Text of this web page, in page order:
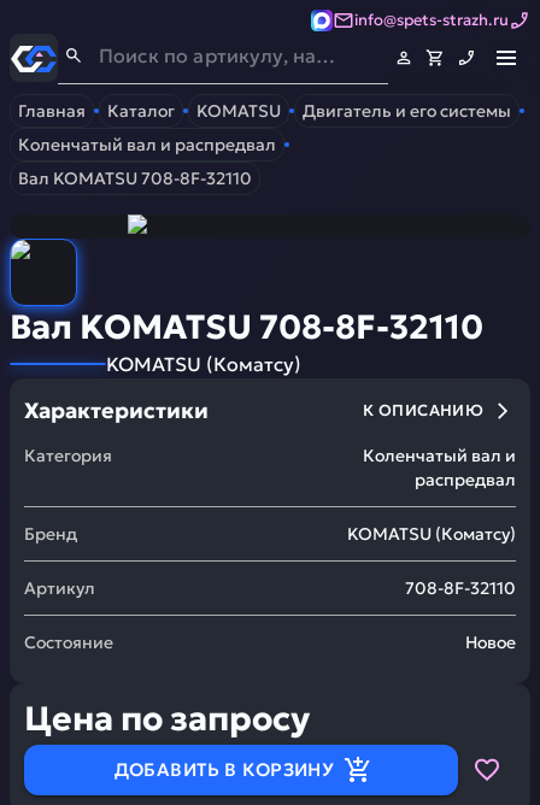
info@spets-strazh.ru
Спец-Страж- Запчасти для спецтехники
Главная Каталог KOMATSU
Двигатель и его системы
Коленчатый вал и распредвал
Вал KOMATSU 708-8F-32110
Вал KOMATSU 708-8F-32110
KOMATSU (Коматсу)
Характеристики К ОПИСАНИЮ
Категория
Коленчатый вал и
распредвал
Бренд KOMATSU (Коматсу)
Артикул 708-8F-32110
Состояние Новое
Цена по запросу
ДОБАВИТЬ В КОРЗИНУ